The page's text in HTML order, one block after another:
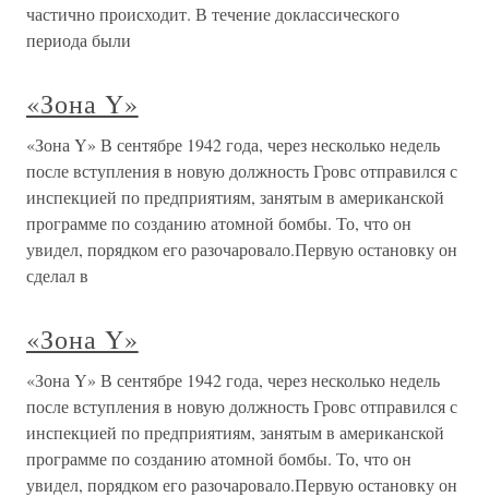
частично происходит. В течение доклассического
периода были
«Зона Y»
«Зона Y» В сентябре 1942 года, через несколько недель
после вступления в новую должность Гровс отправился с
инспекцией по предприятиям, занятым в американской
программе по созданию атомной бомбы. То, что он
увидел, порядком его разочаровало.Первую остановку он
сделал в
«Зона Y»
«Зона Y» В сентябре 1942 года, через несколько недель
после вступления в новую должность Гровс отправился с
инспекцией по предприятиям, занятым в американской
программе по созданию атомной бомбы. То, что он
увидел, порядком его разочаровало.Первую остановку он